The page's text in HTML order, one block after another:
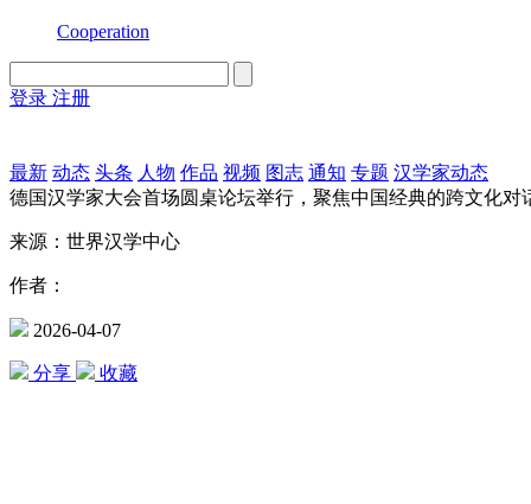
Cooperation
登录 注册
最新 动态 头条 人物 作品 视频 图志 通知 专题 汉学家动态
德国汉学家大会首场圆桌论坛举行，聚焦中国经典的跨文化对
来源：世界汉学中心
作者：
2026-04-07
分享 收藏